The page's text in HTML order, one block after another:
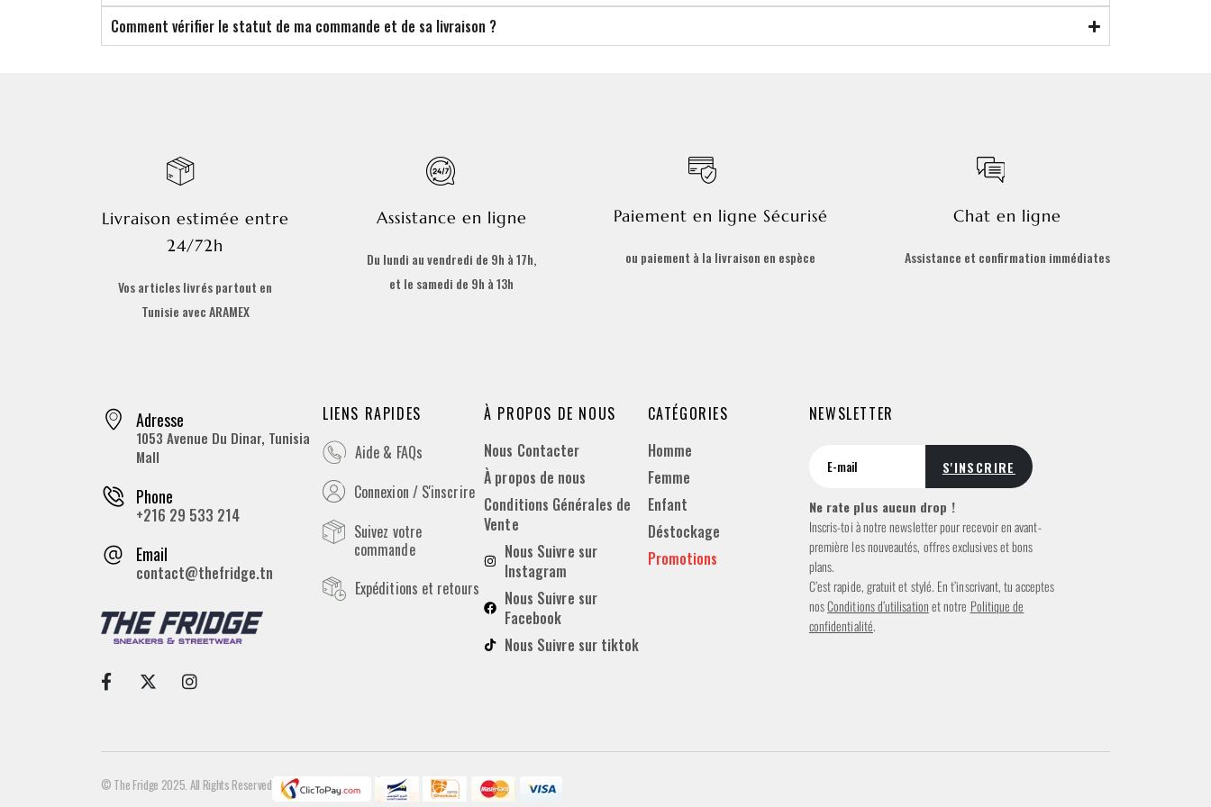
Comment vérifier le statut de ma commande et de sa livraison ?
Livraison estimée entre
24/72h
Vos articles livrés partout en
Tunisie avec ARAMEX
Assistance en ligne
Du lundi au vendredi de 9h à 17h,
et le samedi de 9h à 13h
Paiement en ligne Sécurisé
ou paiement à la livraison en espèce
Chat en ligne
Assistance et confirmation immédiates
Adresse
1053 Avenue Du Dinar, Tunisia
Mall
Phone
+216 29 533 214
Email
contact@thefridge.tn
LIENS RAPIDES
Aide & FAQs
Connexion / S'inscrire
Suivez votre
commande
Expéditions et retours
À PROPOS DE NOUS
Nous Contacter
À propos de nous
Conditions Générales de
Vente
Nous Suivre sur
Instagram
Nous Suivre sur
Facebook
Nous Suivre sur tiktok
CATÉGORIES
Homme
Femme
Enfant
Déstockage
Promotions
NEWSLETTER
Ne rate plus aucun drop !
Inscris-toi à notre newsletter pour recevoir en avant-
première les nouveautés, offres exclusives et bons
plans.
C’est rapide, gratuit et stylé. En t’inscrivant, tu acceptes
nosConditions d’utilisationet notre Politique de
confidentialité.
© The Fridge 2025. All Rights Reserved